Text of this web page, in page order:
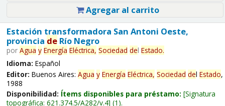
Agregar al carrito
Estación transformadora San Antoni Oeste,
provincia deRío Negro
por Agua y Energía Eléctrica, Sociedad del Estado.
Idioma: Español
Editor: Buenos Aires: Agua y Energía Eléctrica, Sociedad del Estado,
1988
Disponibilidad: Ítems disponibles para préstamo: Signatura
topográfica: 621.374.5/A282/v.4 (1).